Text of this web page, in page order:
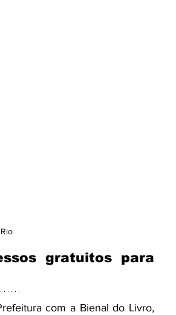
gratuitos para
com a Bienal do Livro,